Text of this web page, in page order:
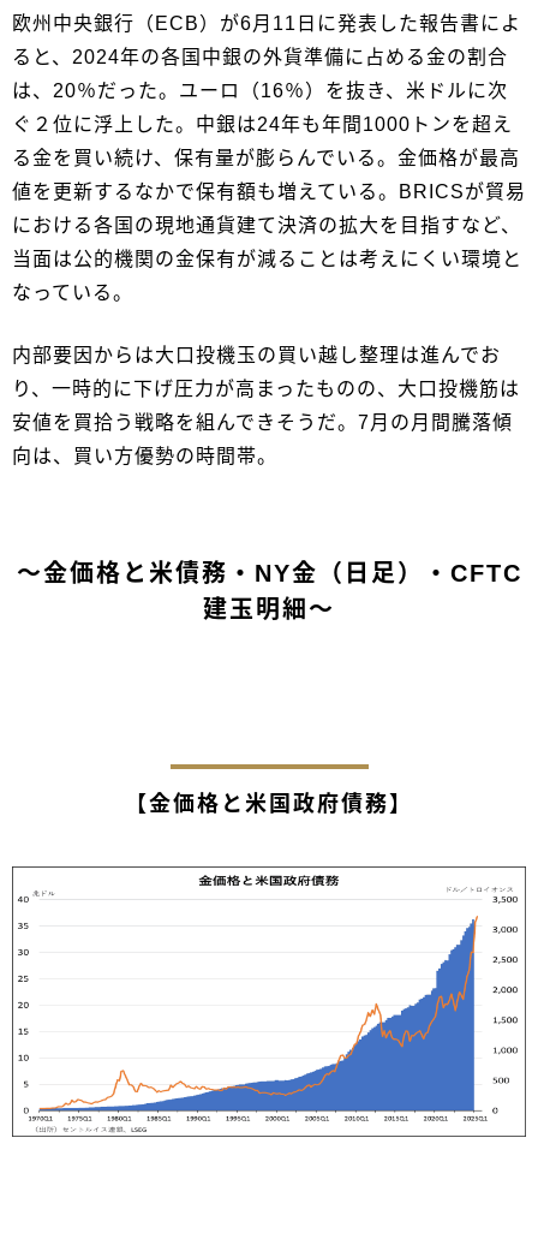
欧州中央銀行（ECB）が6月11日に発表した報告書によ
ると、2024年の各国中銀の外貨準備に占める金の割合
は、20％だった。ユーロ（16％）を抜き、米ドルに次
ぐ２位に浮上した。中銀は24年も年間1000トンを超え
る金を買い続け、保有量が膨らんでいる。金価格が最高
値を更新するなかで保有額も増えている。BRICSが貿易
における各国の現地通貨建て決済の拡大を目指すなど、
当面は公的機関の金保有が減ることは考えにくい環境と
なっている。
内部要因からは大口投機玉の買い越し整理は進んでお
り、一時的に下げ圧力が高まったものの、大口投機筋は
安値を買拾う戦略を組んできそうだ。7月の月間騰落傾
向は、買い方優勢の時間帯。
～金価格と米債務・NY金（日足）・CFTC
建玉明細～
【金価格と米国政府債務】